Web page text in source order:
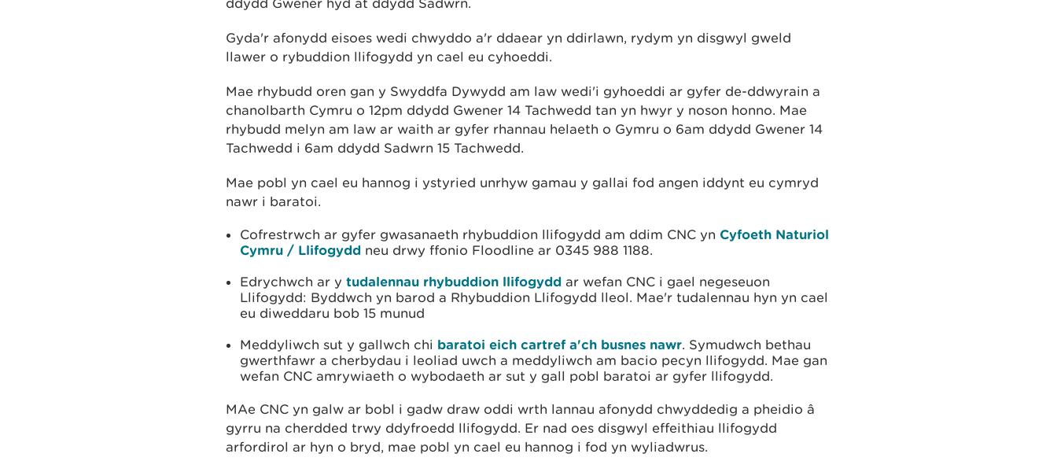
Gyda'r afonydd eisoes wedi chwyddo a'r ddaear yn ddirlawn, rydym yn disgwyl gweld
llawer o rybuddion llifogydd yn cael eu cyhoeddi.
Mae rhybudd oren gan y Swyddfa Dywydd am law wedi'i gyhoeddi ar gyfer de-ddwyrain a
chanolbarth Cymru o 12pm ddydd Gwener 14 Tachwedd tan yn hwyr y noson honno. Mae
rhybudd melyn am law ar waith ar gyfer rhannau helaeth o Gymru o 6am ddydd Gwener 14
Tachwedd i 6am ddydd Sadwrn 15 Tachwedd.
Mae pobl yn cael eu hannog i ystyried unrhyw gamau y gallai fod angen iddynt eu cymryd
nawr i baratoi.
Cofrestrwch ar gyfer gwasanaeth rhybuddion llifogydd am ddim CNC yn Cyfoeth Naturiol
Cymru / Llifogydd neu drwy ffonio Floodline ar 0345 988 1188.
Edrychwch ar y tudalennau rhybuddion llifogydd ar wefan CNC i gael negeseuon
Llifogydd: Byddwch yn barod a Rhybuddion Llifogydd lleol. Mae'r tudalennau hyn yn cael
eu diweddaru bob 15 munud
Meddyliwch sut y gallwch chi baratoi eich cartref a'ch busnes nawr. Symudwch bethau
gwerthfawr a cherbydau i leoliad uwch a meddyliwch am bacio pecyn llifogydd. Mae gan
wefan CNC amrywiaeth o wybodaeth ar sut y gall pobl baratoi ar gyfer llifogydd.
MAe CNC yn galw ar bobl i gadw draw oddi wrth lannau afonydd chwyddedig a pheidio â
gyrru na cherdded trwy ddyfroedd llifogydd. Er nad oes disgwyl effeithiau llifogydd
arfordirol ar hyn o bryd, mae pobl yn cael eu hannog i fod yn wyliadwrus.